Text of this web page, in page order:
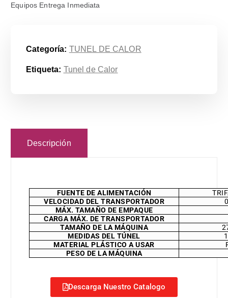
Equipos Entrega Inmediata
Categoría: TUNEL DE CALOR
Etiqueta: Tunel de Calor
Descripción
FUENTE DE ALIMENTACIÓN
VELOCIDAD DEL TRANSPORTADOR
MÁX. TAMAÑO DE EMPAQUE
CARGA MÁX. DE TRANSPORTADOR
TAMAÑO DE LA MÁQUINA
MEDIDAS DEL TÚNEL
MATERIAL PLÁSTICO A USAR
PESO DE LA MÁQUINA
Descarga Nuestro Catalogo